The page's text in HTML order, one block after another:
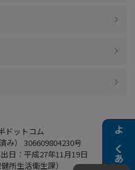
ドットコム
み） 306609804230号
日：平成27年11月19日
所生活衛生課）